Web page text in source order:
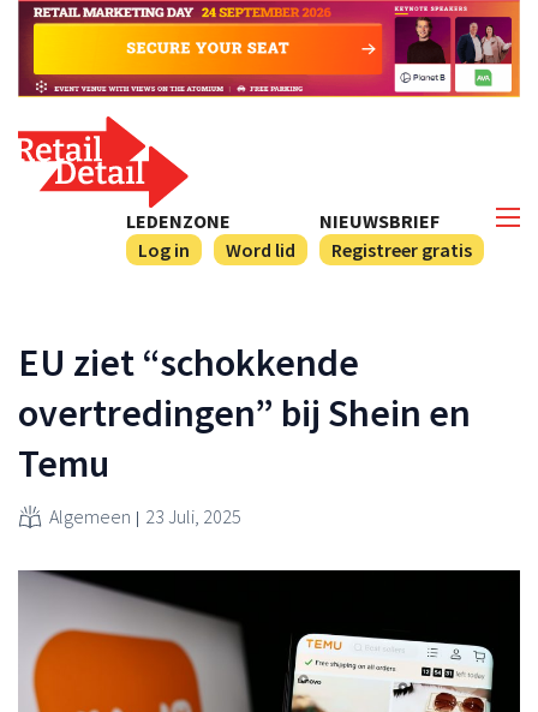
NIEUWSBRIEF
Registreer gratis
LEDENZONE
Log in
Word lid
EU ziet “schokkende
overtredingen” bij Shein en
Temu
Algemeen 23 Juli, 2025